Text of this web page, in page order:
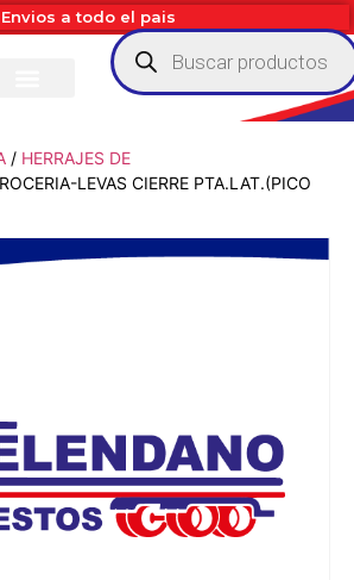
Envios a todo el pais
/ HERRAJES DE
LEVAS CIERRE PTA.LAT.(PICO